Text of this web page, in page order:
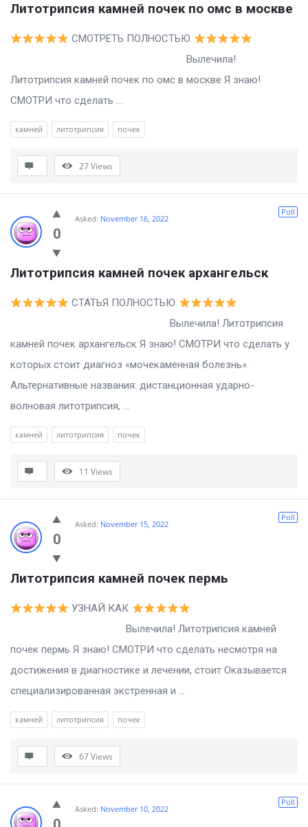
Литотрипсия камней почек по омс в москве
СМОТРЕТЬ ПОЛНОСТЬЮ
Вылечила!
Литотрипсия камней почек по омс в москве Я знаю!
СМОТРИ что сделать ...
камней литотрипсия почек
27Views
0
Poll
Asked: November 16, 2022
Литотрипсия камней почек архангельск
СТАТЬЯ ПОЛНОСТЬЮ
Вылечила! Литотрипсия
камней почек архангельск Я знаю! СМОТРИ что сделать у
которых стоит диагноз «мочекаменная болезнь».
Альтернативные названия: дистанционная ударно-
волновая литотрипсия, ...
камней литотрипсия почек
11 Views
0
Poll
Asked: November 15, 2022
Литотрипсия камней почек пермь
УЗНАЙ КАК
Вылечила! Литотрипсия камней
почек пермь Я знаю! СМОТРИ что сделать несмотря на
достижения в диагностике и лечении, стоит Оказывается
специализированная экстренная и ...
камней литотрипсия почек
67Views
Poll
Asked: November 10, 2022